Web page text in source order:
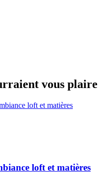
vous plaire
loft et matières